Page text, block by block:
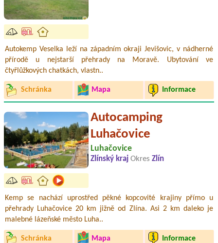
Autokemp Veselka leží na západním okraji Jevišovic, v nádherné
přírodě u nejstarší přehrady na Moravě. Ubytování ve
čtyřlůžkových chatkách, vlastn..
Schránka Mapa Informace
Autocamping
Luhačovice
Luhačovice
Zlínský kraj Okres Zlín
Kemp se nachází uprostřed pěkné kopcovité krajiny přímo u
přehrady Luhačovice 20 km jižně od Zlína. Asi 2 km daleko je
malebné lázeňské město Luha..
Schránka Mapa Informace